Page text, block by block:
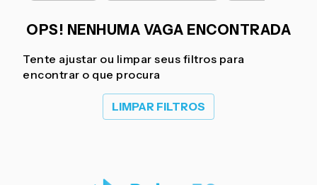
OPS! NENHUMA VAGA ENCONTRADA
Tente ajustar ou limpar seus filtros para
encontrar o que procura
LIMPAR FILTROS